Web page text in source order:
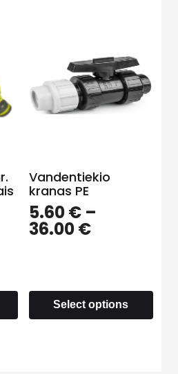
Vandentiekio
kranas PE
5.60€–
36.00€
Select options